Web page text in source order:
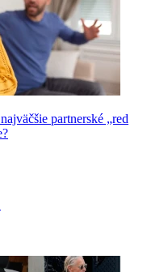
partnerské „red